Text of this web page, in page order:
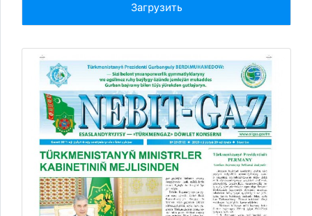
Загрузить